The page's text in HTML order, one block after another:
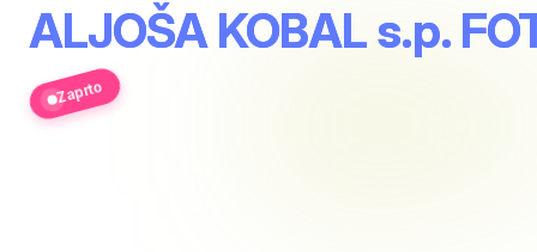
ALJOŠA KOBAL s.p.
Zaprto